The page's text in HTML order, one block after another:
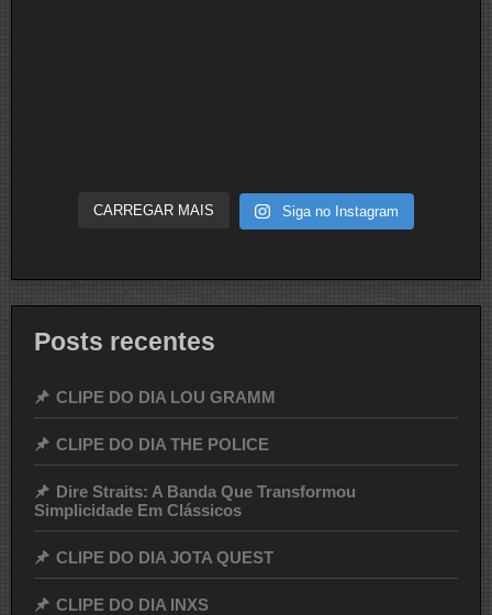
CARREGAR MAIS Siga no Instagram
Posts recentes
CLIPE DO DIA LOU GRAMM
CLIPE DO DIA THE POLICE
Dire Straits: A Banda Que Transformou
Simplicidade Em Clássicos
CLIPE DO DIA JOTA QUEST
CLIPE DO DIA INXS